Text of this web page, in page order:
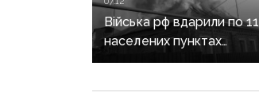
Війська рф вдарили по 11
населених пунктах
Донеччини: одна людина